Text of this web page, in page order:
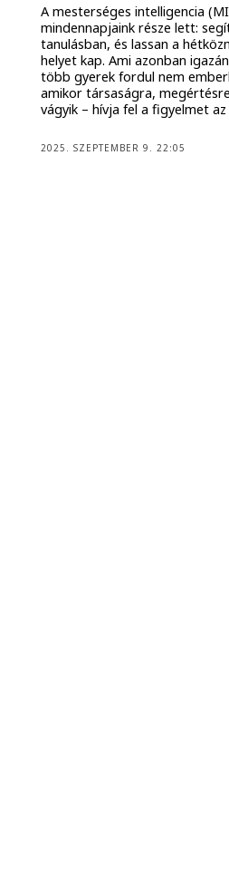
A mesterséges intelligencia
mindennapjaink része lett:
tanulásban, és lassan a
helyet kap. Ami azonban
több gyerek fordul nem
amikor társaságra,
vágyik – hívja fel a figyelmet az
2025. SZEPTEMBER 9. 22:05